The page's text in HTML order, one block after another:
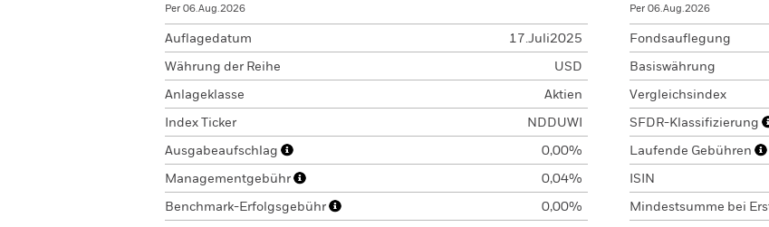
Per 06.Aug.2026
Auflagedatum 17.Juli2025
Währung der Reihe USD
Anlageklasse Aktien
Index Ticker NDDUWI
Ausgabeaufschlag 0,00%
Managementgebühr 0,04%
Benchmark-Erfolgsgebühr 0,00%
Per 06.Aug.2026
Fondsauflegung
Basiswährung
Vergleichsindex
SFDR-Klassifizierung
Laufende Gebühren
ISIN
Mindestsumme bei